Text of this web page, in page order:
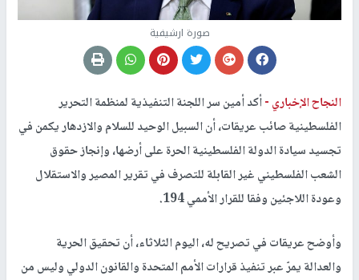
صورة ارشيفية
النجاح الإخباري -أكد أمين سر اللجنة التنفيذية لمنظمة التحرير
الفلسطينية صائب عريقات، أن السبيل الوحيد للسلام والازدهار يكمن في
تجسيد سيادة الدولة الفلسطينية الحرة على أرضها، وإنجاز حقوق
الشعب الفلسطيني غير القابلة للتصرف في تقرير المصير والاستقلال
وعودة اللاجئين وفقا للقرار الأممي 194.
وأوضح عريقات في تصريح له، اليوم الثلاثاء، أن تحقيق الحرية
والعدالة يمرّ عبر تنفيذ قرارات الأمم المتحدة والقانون الدولي وليس من